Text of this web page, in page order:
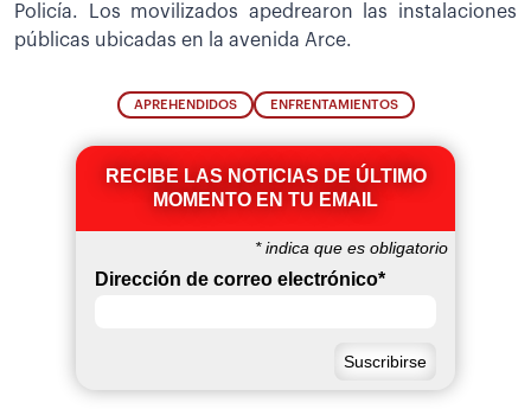
Policía. Los movilizados apedrearon las instalaciones
públicas ubicadas en la avenida Arce.
APREHENDIDOS ENFRENTAMIENTOS
RECIBE LAS NOTICIAS DE ÚLTIMO
MOMENTO EN TU EMAIL
*indica que es obligatorio
Dirección de correo electrónico*